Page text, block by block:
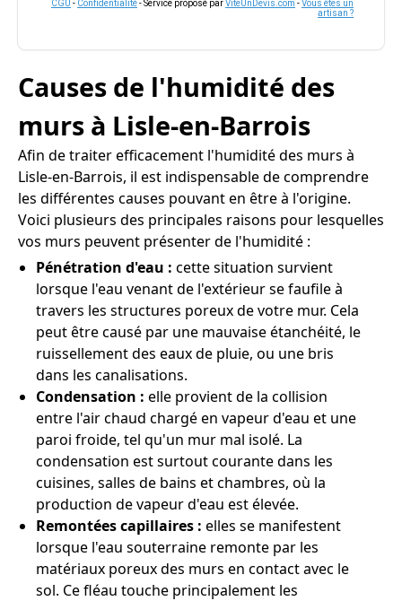
CGU - Confidentialité- Service proposé parViteUnDevis.com -Vous êtes un
artisan ?
Causes de l'humidité des
murs à Lisle-en-Barrois
Afin de traiter efficacement l'humidité des murs à
Lisle-en-Barrois, il est indispensable de comprendre
les différentes causes pouvant en être à l'origine.
Voici plusieurs des principales raisons pour lesquelles
vos murs peuvent présenter de l'humidité :
Pénétration d'eau : cette situation survient
lorsque l'eau venant de l'extérieur se faufile à
travers les structures poreux de votre mur. Cela
peut être causé par une mauvaise étanchéité, le
ruissellement des eaux de pluie, ou une bris
dans les canalisations.
Condensation : elle provient de la collision
entre l'air chaud chargé en vapeur d'eau et une
paroi froide, tel qu'un mur mal isolé. La
condensation est surtout courante dans les
cuisines, salles de bains et chambres, où la
production de vapeur d'eau est élevée.
Remontées capillaires : elles se manifestent
lorsque l'eau souterraine remonte par les
matériaux poreux des murs en contact avec le
sol. Ce fléau touche principalement les